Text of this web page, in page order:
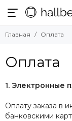
Главная Оплата
Оплата
1. Электронные
Оплату заказа в
банковскими